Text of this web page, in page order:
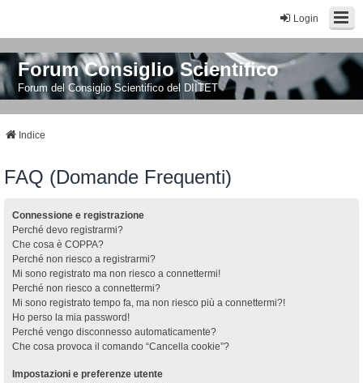
Login
Forum Consiglio Scientifico
Forum del Consiglio Scientifico del DIITET
Indice
FAQ (Domande Frequenti)
Connessione e registrazione
Perché devo registrarmi?
Che cosa è COPPA?
Perché non riesco a registrarmi?
Mi sono registrato ma non riesco a connettermi!
Perché non riesco a connettermi?
Mi sono registrato tempo fa, ma non riesco più a connettermi?!
Ho perso la mia password!
Perché vengo disconnesso automaticamente?
Che cosa provoca il comando “Cancella cookie”?
Impostazioni e preferenze utente